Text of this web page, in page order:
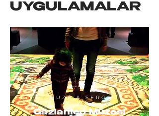
UYGULAMALAR
MÜZE & SERGİ
Gaziantep Müzesi